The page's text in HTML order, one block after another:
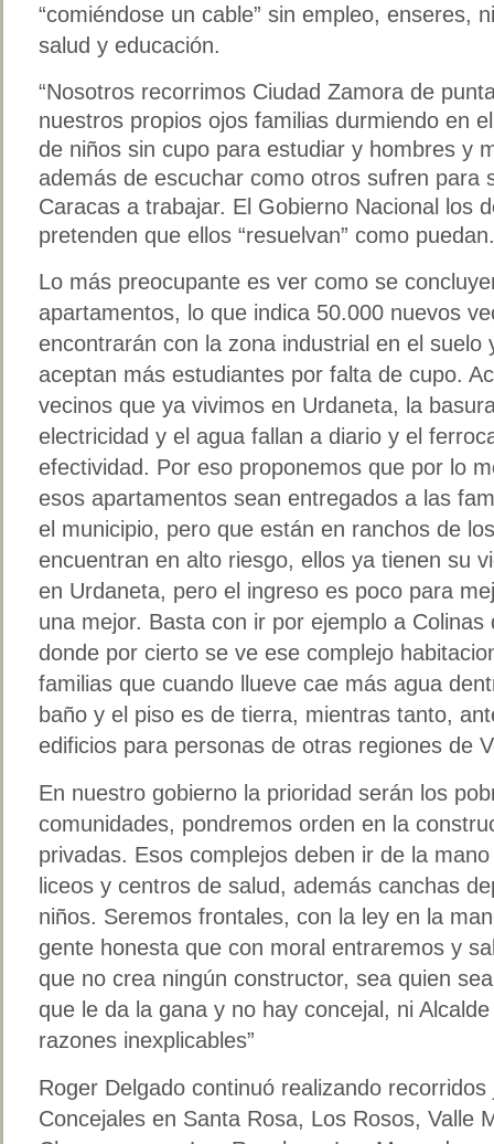
“comiéndose un cable” sin empleo, enseres,
salud y educación.
“Nosotros recorrimos Ciudad Zamora de
nuestros propios ojos familias durmiendo en
de niños sin cupo para estudiar y hombres y
además de escuchar como otros sufren para
Caracas a trabajar. El Gobierno Nacional los
pretenden que ellos “resuelvan” como puedan.
Lo más preocupante es ver como se
apartamentos, lo que indica 50.000 nuevos
encontrarán con la zona industrial en el suelo
aceptan más estudiantes por falta de cupo.
vecinos que ya vivimos en Urdaneta, la
electricidad y el agua fallan a diario y el
efectividad. Por eso proponemos que por lo
esos apartamentos sean entregados a las
el municipio, pero que están en ranchos de
encuentran en alto riesgo, ellos ya tienen su
en Urdaneta, pero el ingreso es poco para
una mejor. Basta con ir por ejemplo a
donde por cierto se ve ese complejo
familias que cuando llueve cae más agua
baño y el piso es de tierra, mientras tanto,
edificios para personas de otras regiones de
En nuestro gobierno la prioridad serán los
comunidades, pondremos orden en la
privadas. Esos complejos deben ir de la
liceos y centros de salud, además canchas
niños. Seremos frontales, con la ley en la
gente honesta que con moral entraremos y
que no crea ningún constructor, sea quien
que le da la gana y no hay concejal, ni
razones inexplicables”
Roger Delgado continuó realizando
Concejales en Santa Rosa, Los Rosos, Valle